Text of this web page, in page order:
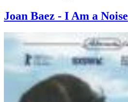
Joan Baez - I Am a Noise